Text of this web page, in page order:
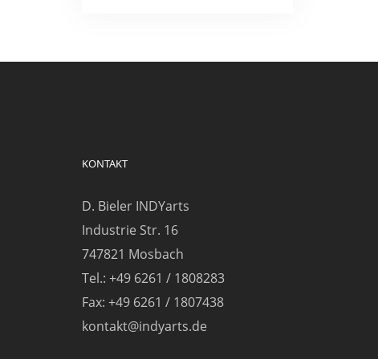
KONTAKT
D. Bieler INDYarts
Industrie Str. 16
747821 Mosbach
Tel.: +49 6261 / 1808283
Fax: +49 6261 / 1807438
kontakt@indyarts.de